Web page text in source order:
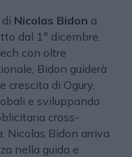
Nicolas Bidon a
dal 1° dicembre.
con oltre
Bidon guiderà
crescita di Ogury,
e sviluppando
cross-
Nicolas Bidon arriva
nella guida e